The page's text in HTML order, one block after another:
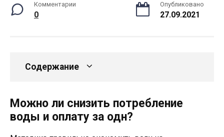
Комментарии
0
Опубликовано
27.09.2021
Содержание
Можно ли снизить потребление
воды и оплату за одн?